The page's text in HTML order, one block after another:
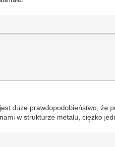
duże prawdopodobieństwo, że
w strukturze metalu, ciężko